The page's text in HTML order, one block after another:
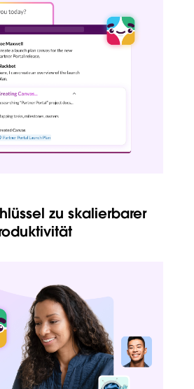
zu skalierbarer